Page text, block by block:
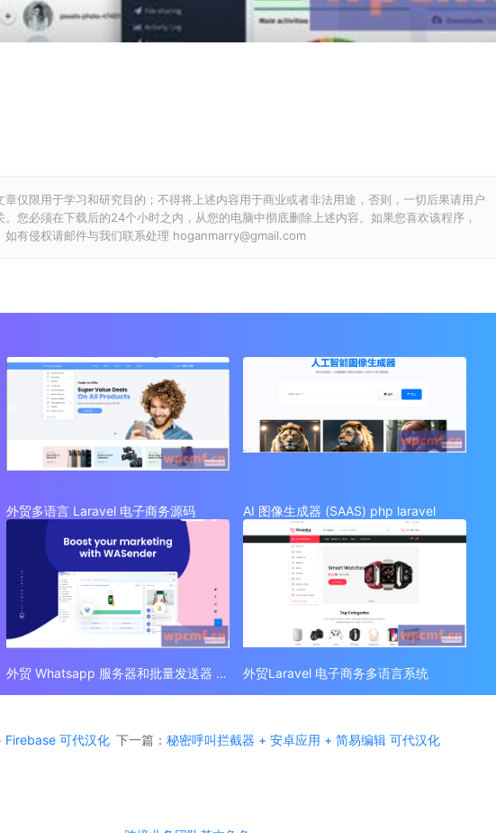
仅限用于学习和研究目的；不得将上述内容用于商业或者非法用途，否则，一切后果请用户
您必须在下载后的24个小时之内，从您的电脑中彻底删除上述内容。如果您喜欢该程序，
有侵权请邮件与我们联系处理 hoganmarry@gmail.com
外贸多语言 Laravel 电子商务源码 AI 图像生成器 (SAAS) php laravel
外贸 Whatsapp 服务器和批量发送器 (SAAS) 外贸Laravel 电子商务多语言系统
Firebase 可代汉化 下一篇： 秘密呼叫拦截器 + 安卓应用 + 简易编辑 可代汉化